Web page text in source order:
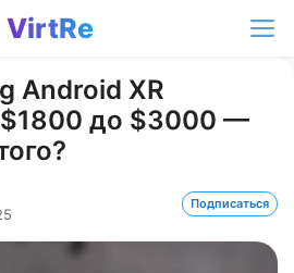
VirtRe
Android XR
$1800 до $3000 —
Подписаться